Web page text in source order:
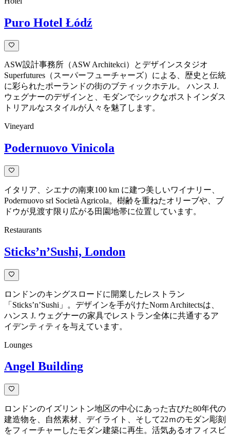
Puro Hotel Łódź
ASW設計事務所（ASW Architekci）とデザインスタジオ
Superfutures（スーパーフューチャーズ）による、歴史と伝統
に彩られたポーランドの街のブティックホテル。 ハンス J.
ウェグナーのデザインと、モダンでシックなポストインダス
トリアルなスタイルが人々を魅了します。
Vineyard
Podernuovo Vinicola
イタリア、シエナの南東100 km に建つ美しいワイナリー、
Podernuovo srl Società Agricola。樹齢を重ねたオリーブや、ブ
ドウが見渡す限り広がる田園地帯に位置しています。
Restaurants
Sticks’n’Sushi, London
ロンドンのキングスロードに開業したレストラン
「Sticks’n’Sushi」。デザインを手がけたNorm Architectsは、
ハンス J. ウェグナーの家具でレストラン全体に共通するア
イデンティティを与えています。
Lounges
Angel Building
ロンドンのイズリントン地区の中心にあった古びた80年代の
建造物を、自然素材、デイライト、そして22ｍのモダン彫刻
をフィーチャーしたモダン建築に再生。活気あるオフィスビ